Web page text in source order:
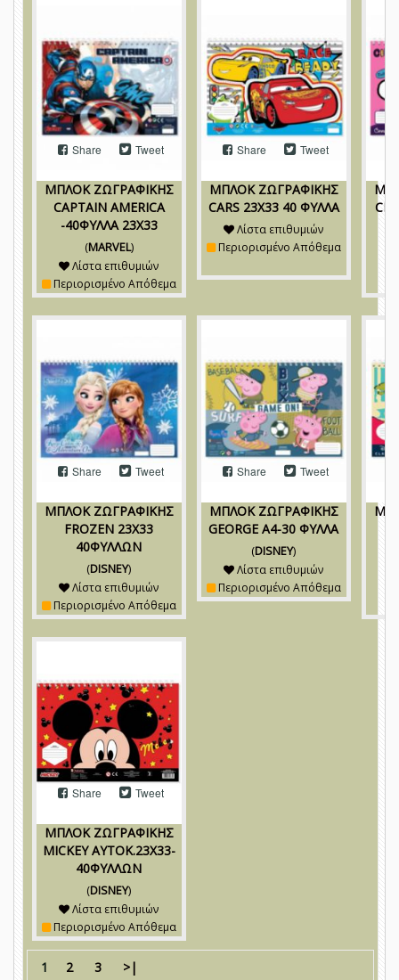
ΜΠΛΟΚ ΖΩΓΡΑΦΙΚΗΣ
CAPTAIN AMERICA
-40ΦΥΛΛΑ 23Χ33
(MARVEL)
Share Tweet
Λίστα επιθυμιών
Περιορισμένο Απόθεμα
ΜΠΛΟΚ ΖΩΓΡΑΦΙΚΗΣ
CARS 23X33 40 ΦΥΛΛΑ
Share Tweet
Λίστα επιθυμιών
Περιορισμένο Απόθεμα
ΜΠΛΟΚ ΖΩΓΡΑΦΙΚΗΣ
FROZEN 23Χ33
40ΦΥΛΛΩΝ
(DISNEY)
Share Tweet
Λίστα επιθυμιών
Περιορισμένο Απόθεμα
ΜΠΛΟΚ ΖΩΓΡΑΦΙΚΗΣ
GEORGE Α4-30 ΦΥΛΛΑ
(DISNEY)
Share Tweet
Λίστα επιθυμιών
Περιορισμένο Απόθεμα
ΜΠΛΟΚ ΖΩΓΡΑΦΙΚΗΣ
MICKEY ΑΥΤΟΚ.23Χ33-
40ΦΥΛΛΩΝ
(DISNEY)
Share Tweet
Λίστα επιθυμιών
Περιορισμένο Απόθεμα
1 2 3 >|